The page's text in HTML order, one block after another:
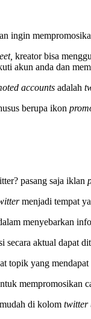
ingin
kreator bisa
akun anda dan
accounts adalah
berupa ikon
pasang saja iklan
menjadi tempat
menyebarkan
secara aktual dapat
topik yang
mempromosikan
mudah di kolomtwitter